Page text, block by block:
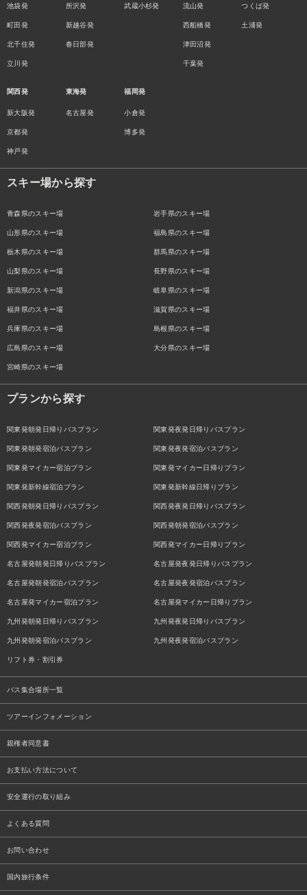
池袋発
町田発
北千住発
立川発
所沢発
新越谷発
春日部発
武蔵小杉発 流山発
西船橋発
津田沼発
千葉発
つくば発
土浦発
関西発
新大阪発
京都発
神戸発
東海発
名古屋発
福岡発
小倉発
博多発
スキー場から探す
青森県のスキー場 岩手県のスキー場
山形県のスキー場 福島県のスキー場
栃木県のスキー場 群馬県のスキー場
山梨県のスキー場 長野県のスキー場
新潟県のスキー場 岐阜県のスキー場
福井県のスキー場 滋賀県のスキー場
兵庫県のスキー場 島根県のスキー場
広島県のスキー場 大分県のスキー場
宮崎県のスキー場
プランから探す
関東発朝発日帰りバスプラン 関東発夜発日帰りバスプラン
関東発朝発宿泊バスプラン 関東発夜発宿泊バスプラン
関東発マイカー宿泊プラン 関東発マイカー日帰りプラン
関東発新幹線宿泊プラン 関東発新幹線日帰りプラン
関西発朝発日帰りバスプラン 関西発夜発日帰りバスプラン
関西発夜発宿泊バスプラン 関西発朝発宿泊バスプラン
関西発マイカー宿泊プラン 関西発マイカー日帰りプラン
名古屋発朝発日帰りバスプラン 名古屋発夜発日帰りバスプラン
名古屋発朝発宿泊バスプラン 名古屋発夜発宿泊バスプラン
名古屋発マイカー宿泊プラン 名古屋発マイカー日帰りプラン
九州発朝発日帰りバスプラン 九州発夜発日帰りバスプラン
九州発朝発宿泊バスプラン 九州発夜発宿泊バスプラン
リフト券・割引券
バス集合場所一覧
ツアーインフォメーション
親権者同意書
お支払い方法について
安全運行の取り組み
よくある質問
お問い合わせ
国内旅行条件